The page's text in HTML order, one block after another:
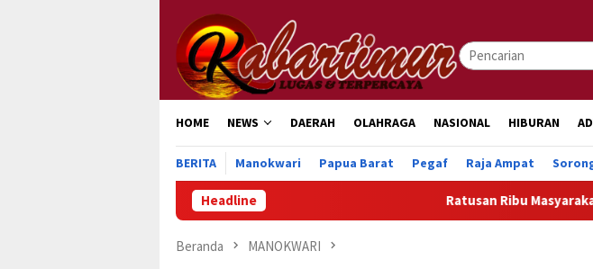
konten
HOME NEWS DAERAH OLAHRAGA NASIONAL HIBURAN
BERITA Manokwari Papua Barat Pegaf Raja Ampat
Headline Ratusan Ribu Masyarakat
Beranda MANOKWARI